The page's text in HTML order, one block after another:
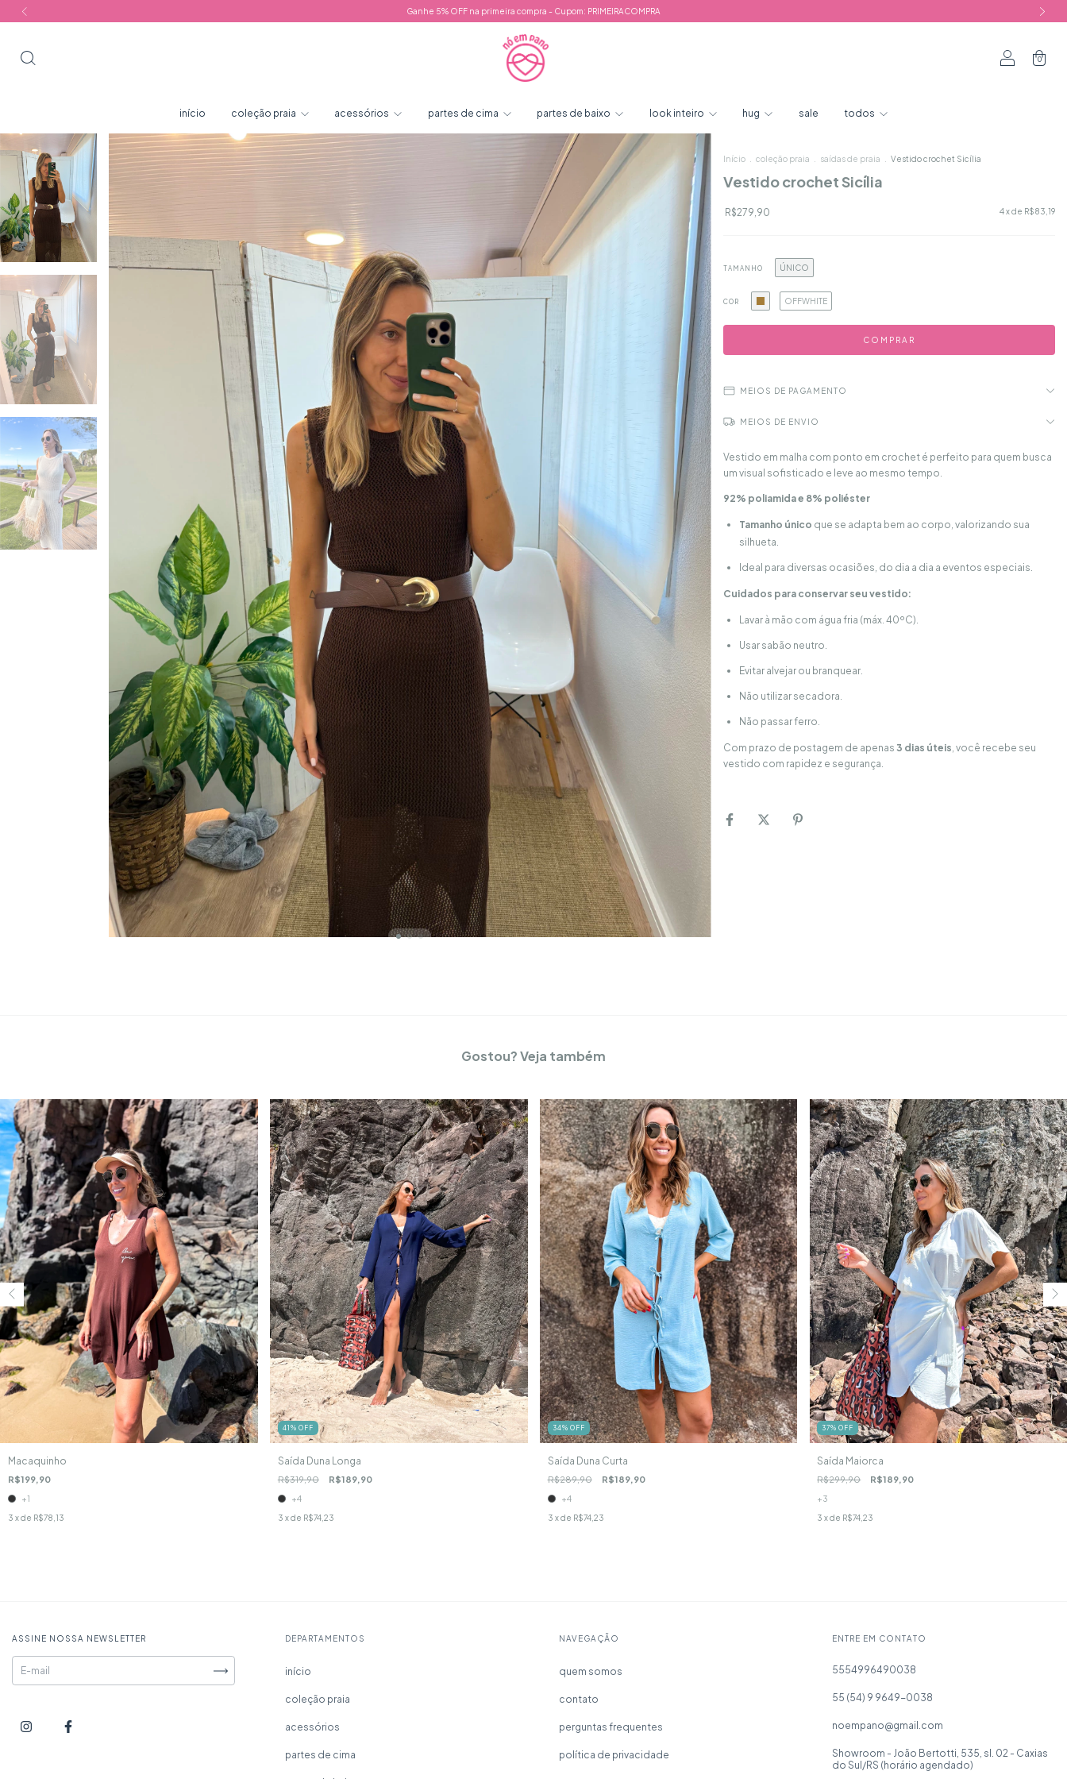
Ganhe 5% OFF na primeira compra - Cupom: PRIMEIRACOMPRA
0
início coleção praia acessórios partes de cima partes de baixo look inteiro hug sale todos
Início coleção praia saídas de praia Vestido crochet Sicília
Vestido crochet Sicília
R$279,90 4x de R$83,19
TAMANHO ÚNICO
COR OFFWHITE
MEIOS DE PAGAMENTO
MEIOS DE ENVIO
Vestido em malha com ponto em crochet é perfeito para quem busca
um visual sofisticado e leve ao mesmo tempo.
92% poliamida e 8% poliéster
Tamanho único que se adapta bem ao corpo, valorizando sua
silhueta.
Ideal para diversas ocasiões, do dia a dia a eventos especiais.
Cuidados para conservar seu vestido:
Lavar à mão com água fria (máx. 40ºC).
Usar sabão neutro.
Evitar alvejar ou branquear.
Não utilizar secadora.
Não passar ferro.
Com prazo de postagem de apenas 3 dias úteis, você recebe seu
vestido com rapidez e segurança.
Gostou? Veja também
Macaquinho
R$199,90
+1
3 x de R$78,13
41 % OFF
Saída Duna Longa
R$319,90 R$189,90
+4
3 x de R$74,23
34% OFF
Saída Duna Curta
R$289,90 R$189,90
+4
3 x de R$74,23
37%OFF
Saída Maiorca
R$299,90 R$189,90
+3
3 x de R$74,23
ASSINE NOSSA NEWSLETTER DEPARTAMENTOS
início
coleção praia
acessórios
partes de cima
NAVEGAÇÃO
quem somos
contato
perguntas frequentes
política de privacidade
ENTRE EM CONTATO
5554996490038
55 (54) 9 9649-0038
noempano@gmail.com
Showroom - João Bertotti, 535, sl. 02 - Caxias
do Sul/RS (horário agendado)